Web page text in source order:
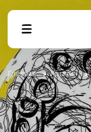
Главная Каталог